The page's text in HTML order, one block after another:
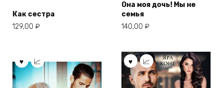
Как сестра
129,00 ₽
Она моя дочь! Мы не
семья
140,00 ₽